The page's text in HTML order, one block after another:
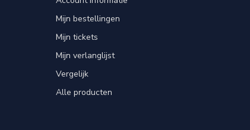
Mijn bestellingen
Mijn tickets
Mijn verlanglijst
Vergelijk
Alle producten